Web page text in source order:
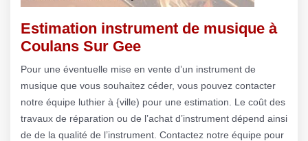
Estimation instrument de musique à
Coulans Sur Gee
Pour une éventuelle mise en vente d’un instrument de
musique que vous souhaitez céder, vous pouvez contacter
notre équipe luthier à {ville) pour une estimation. Le coût des
travaux de réparation ou de l’achat d’instrument dépend ainsi
de de la qualité de l’instrument. Contactez notre équipe pour